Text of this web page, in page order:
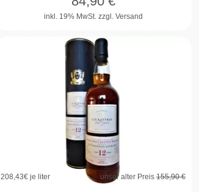
inkl. 19% MwSt. zzgl. Versand
208,43€ je liter unser alter Preis 155,90 €